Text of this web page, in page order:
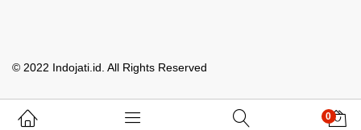
Whatsapp Kami
© 2022 Indojati.id. All Rights Reserved
0